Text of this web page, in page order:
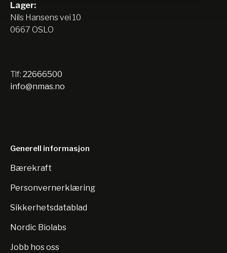
Lager:
Nils Hansens vei 10
0667 OSLO
Tlf: 22666500
info@nmas.no
Generell informasjon
Bærekraft
Personvernerklæring
Sikkerhetsdatablad
Nordic Biolabs
Jobb hos oss